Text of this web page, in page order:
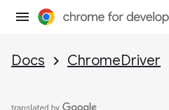
Docs ChromeDriver